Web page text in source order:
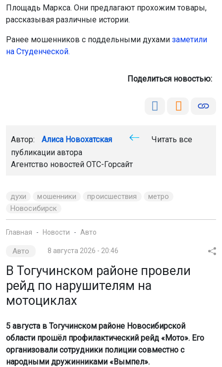
Площадь Маркса. Они предлагают прохожим товары,
рассказывая различные истории.
Ранее мошенников с поддельными духами заметили
на Студенческой.
Поделиться новостью:
Автор: Алиса Новохатская
Читать все
публикации автора
Агентство новостей ОТС-Горсайт
духи мошенники происшествия
метро
Новосибирск
Главная Новости Авто
Авто 8 августа 2026 - 20:46
В Тогучинском районе провели
рейд по нарушителям на
мотоциклах
5 августа в Тогучинском районе Новосибирской
области прошёл профилактический рейд «Мото». Его
организовали сотрудники полиции совместно с
народными дружинниками «Вымпел».